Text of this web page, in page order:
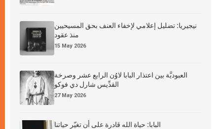
نيجيريا: تضليل إعلامي لإخفاء العنف بحق المسيحيين
منذ عقود
15 May 2026
العبوديَّة بين اعتذار البابا لاوُن الرابع عشر وصرخة
القدِّيس شارل دي فوكو
27 May 2026
البابا: حياة الله قادرة على أن تغيّر حياتنا